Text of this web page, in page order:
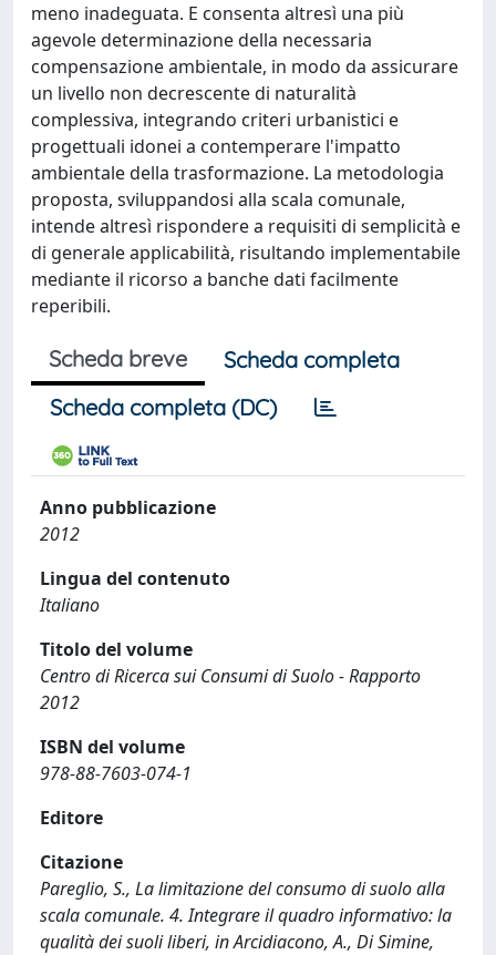
meno inadeguata. E consenta altresì una più
agevole determinazione della necessaria
compensazione ambientale, in modo da assicurare
un livello non decrescente di naturalità
complessiva, integrando criteri urbanistici e
progettuali idonei a contemperare l'impatto
ambientale della trasformazione. La metodologia
proposta, sviluppandosi alla scala comunale,
intende altresì rispondere a requisiti di semplicità e
di generale applicabilità, risultando implementabile
mediante il ricorso a banche dati facilmente
reperibili.
Scheda breve
Scheda completa
Scheda completa (DC)
Anno pubblicazione
2012
Lingua del contenuto
Italiano
Titolo del volume
Centro di Ricerca sui Consumi di Suolo - Rapporto
2012
ISBN del volume
978-88-7603-074-1
Editore
Citazione
Pareglio, S., La limitazione del consumo di suolo alla
scala comunale. 4. Integrare il quadro informativo: la
qualità dei suoli liberi, in Arcidiacono, A., Di Simine,